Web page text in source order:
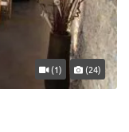
(1) (24)